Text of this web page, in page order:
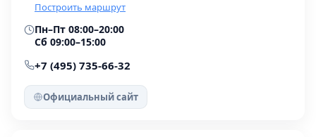
Построить маршрут
Пн–Пт 08:00–20:00
Сб 09:00–15:00
+7 (495) 735-66-32
Официальный сайт